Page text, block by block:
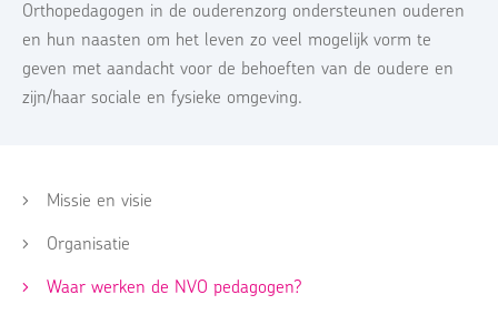
Missie en visie
Organisatie
Waar werken de NVO pedagogen?
Orthopedagogen in de ouderenzorg ondersteunen ouderen
en hun naasten om het leven zo veel mogelijk vorm te
geven met aandacht voor de behoeften van de oudere en
zijn/haar sociale en fysieke omgeving.